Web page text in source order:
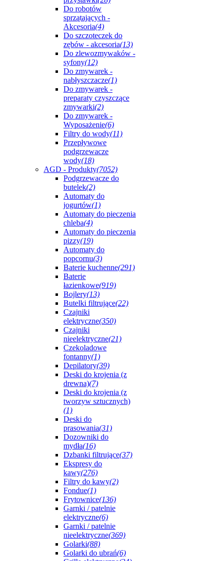
Do robotów
sprzątających -
Akcesoria(4)
Do szczoteczek do
zębów - akcesoria(13)
Do zlewozmywaków -
syfony(12)
Do zmywarek -
nabłyszczacze(1)
Do zmywarek -
preparaty czyszczące
zmywarki(2)
Do zmywarek -
Wyposażenie(6)
Filtry do wody(11)
Przepływowe
podgrzewacze
wody(18)
AGD - Produkty(7052)
Podgrzewacze do
butelek(2)
Automaty do
jogurtów(1)
Automaty do pieczenia
chleba(4)
Automaty do pieczenia
pizzy(19)
Automaty do
popcornu(3)
Baterie kuchenne(291)
Baterie
łazienkowe(919)
Bojlery(13)
Butelki filtrujące(22)
Czajniki
elektryczne(350)
Czajniki
nieelektryczne(21)
Czekoladowe
fontanny(1)
Depilatory(39)
Deski do krojenia (z
drewna)(7)
Deski do krojenia (z
tworzyw sztucznych)
(1)
Deski do
prasowania(31)
Dozowniki do
mydła(16)
Dzbanki filtrujące(37)
Ekspresy do
kawy(276)
Filtry do kawy(2)
Fondue(1)
Frytownice(136)
Garnki / patelnie
elektryczne(6)
Garnki / patelnie
nieelektryczne(369)
Golarki(88)
Golarki do ubrań(6)